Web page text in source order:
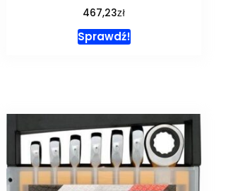
467,23zł
Sprawdź!